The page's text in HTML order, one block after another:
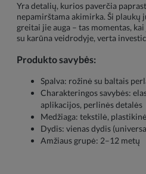
Yra detalių, kurios paverčia
nepamirštama akimirka. Ši plaukų
greitai jie auga – tas momentas,
su karūna veidrodyje, verta
Produkto savybės:
Spalva: rožinė su baltais
Charakteringos savybės:
aplikacijos, perlinės detalės
Medžiaga: tekstilė,
Dydis: vienas dydis
Amžiaus grupė: 2–12 metų